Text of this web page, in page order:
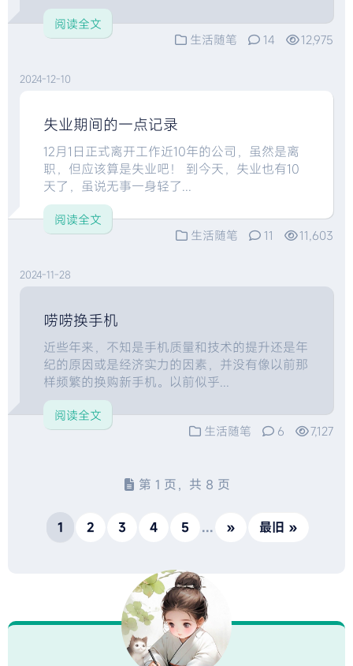
阅读全文
生活随笔
14 12,975
2024-12-10
失业期间的一点记录
12月1日正式离开工作近10年的公司，虽然是离
职，但应该算是失业吧！ 到今天，失业也有10
天了，虽说无事一身轻了...
阅读全文
生活随笔
11 11,603
2024-11-28
唠唠换手机
近些年来，不知是手机质量和技术的提升还是年
纪的原因或是经济实力的因素，并没有像以前那
样频繁的换购新手机。以前似乎...
阅读全文
生活随笔
6 7,127
第 1 页，共 8 页
1 2 3 4 5 ... » 最旧 »